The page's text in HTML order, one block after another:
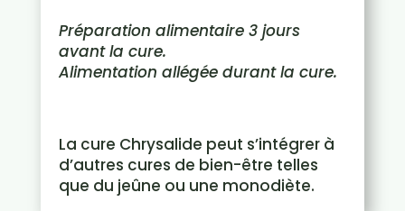
Préparation alimentaire 3 jours
avant la cure.
Alimentation allégée durant la cure.
La cure Chrysalide peut s’intégrer à
d’autres cures de bien-être telles
que du jeûne ou une monodiète.